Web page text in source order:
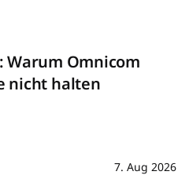
Warum Omnicom
nicht halten
7. Aug 2026